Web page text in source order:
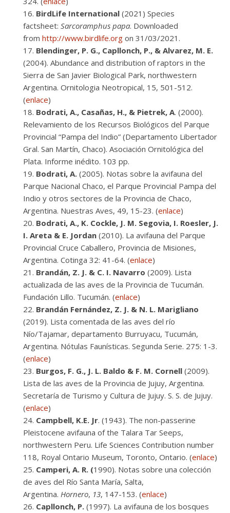
BirdLife International (2021) Species
factsheet: Sarcoramphus papa. Downloaded
from http://www.birdlife.org on 31/03/2021.
Blendinger, P. G., Capllonch, P., & Alvarez, M. E.
(2004). Abundance and distribution of raptors in the
Sierra de San Javier Biological Park, northwestern
Argentina. Ornitologia Neotropical, 15, 501-512.
(enlace)
Bodrati, A., Casañas, H., & Pietrek, A. (2000).
Relevamiento de los Recursos Biológicos del Parque
Provincial “Pampa del Indio” (Departamento Libertador
Gral. San Martín, Chaco). Asociación Ornitológica del
Plata. Informe inédito. 103 pp.
Bodrati, A. (2005). Notas sobre la avifauna del
Parque Nacional Chaco, el Parque Provincial Pampa del
Indio y otros sectores de la Provincia de Chaco,
Argentina. Nuestras Aves, 49, 15-23. (enlace)
Bodrati, A., K. Cockle, J. M. Segovia, I. Roesler, J.
I. Areta & E. Jordan (2010). La avifauna del Parque
Provincial Cruce Caballero, Provincia de Misiones,
Argentina. Cotinga 32: 41-64. (enlace)
Brandán, Z. J. & C. I. Navarro (2009). Lista
actualizada de las aves de la Provincia de Tucumán.
Fundación Lillo. Tucumán. (enlace)
Brandán Fernández, Z. J. & N. L. Marigliano
(2019). Lista comentada de las aves del río
Nío/Tajamar, departamento Burruyacu, Tucumán,
Argentina. Nótulas Faunísticas. Segunda Serie. 275: 1-3.
(enlace)
Burgos, F. G., J. L. Baldo & F. M. Cornell (2009).
Lista de las aves de la Provincia de Jujuy, Argentina.
Secretaría de Turismo y Cultura de Jujuy. S. S. de Jujuy.
(enlace)
Campbell, K.E. Jr. (1943). The non-passerine
Pleistocene avifauna of the Talara Tar Seeps,
northwestern Peru. Life Sciences Contribution number
118, Royal Ontario Museum, Toronto, Ontario. (enlace)
Camperi, A. R. (1990). Notas sobre una colección
de aves del Río Santa María, Salta,
Argentina. Hornero, 13, 147-153. (enlace)
Capllonch, P. (1997). La avifauna de los bosques